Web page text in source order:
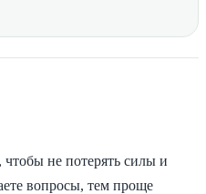
чтобы не потерять силы и
вопросы, тем проще